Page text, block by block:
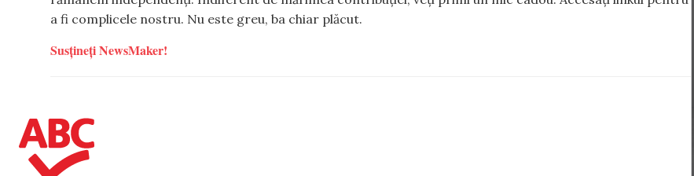
a fi complicele nostru. Nu este greu, ba chiar plăcut.
Susțineți NewsMaker!